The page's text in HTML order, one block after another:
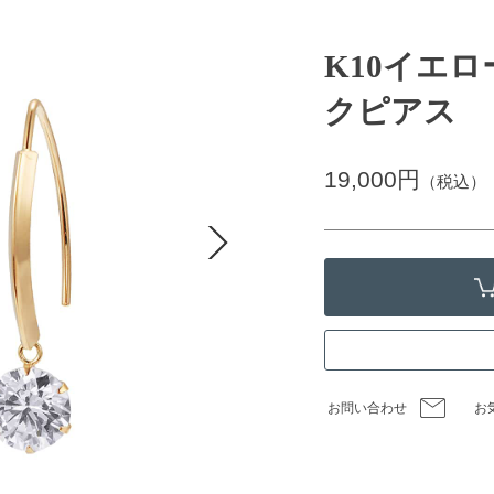
K10イエロ
クピアス
19,000円 （税込）
お問い合わせ お